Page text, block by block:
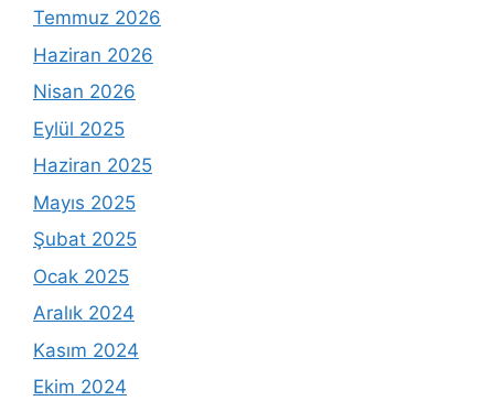
Temmuz 2026
Haziran 2026
Nisan 2026
Eylül 2025
Haziran 2025
Mayıs 2025
Şubat 2025
Ocak 2025
Aralık 2024
Kasım 2024
Ekim 2024